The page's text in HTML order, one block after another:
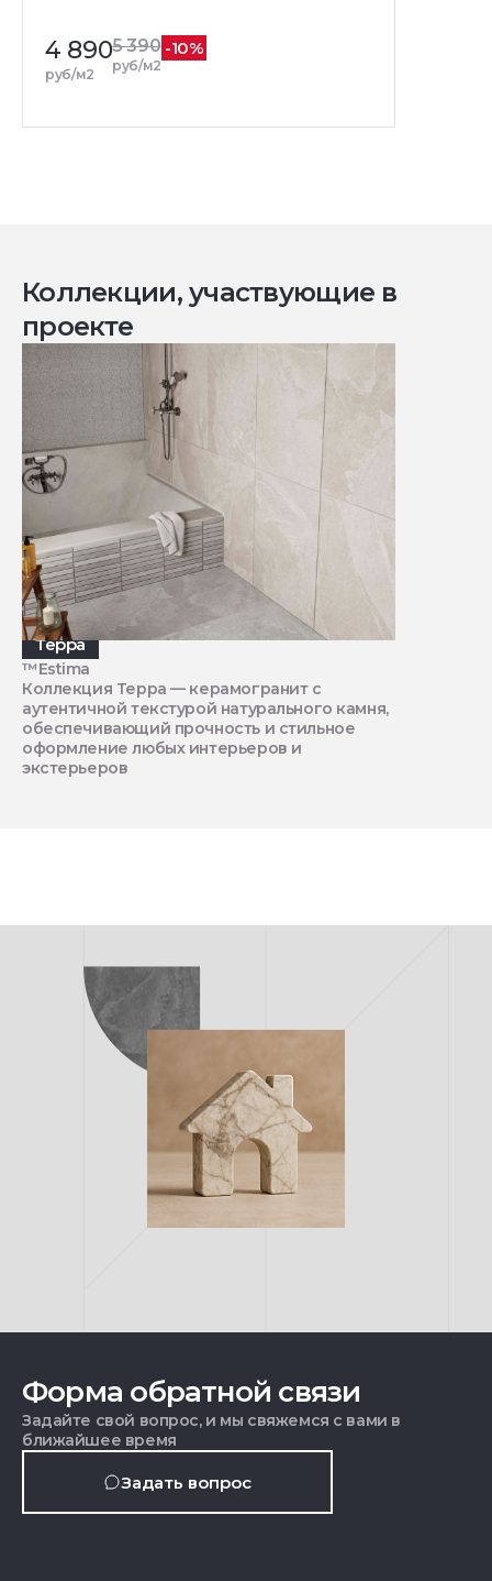
4 890
руб/м2
5 390
руб/м2
-10%
Коллекции, участвующие в
проекте
Терра
™Estima
Коллекция Терра — керамогранит с
аутентичной текстурой натурального камня,
обеспечивающий прочность и стильное
оформление любых интерьеров и
экстерьеров
Форма обратной связи
Задайте свой вопрос, и мы свяжемся с вами в
ближайшее время
Задать вопрос